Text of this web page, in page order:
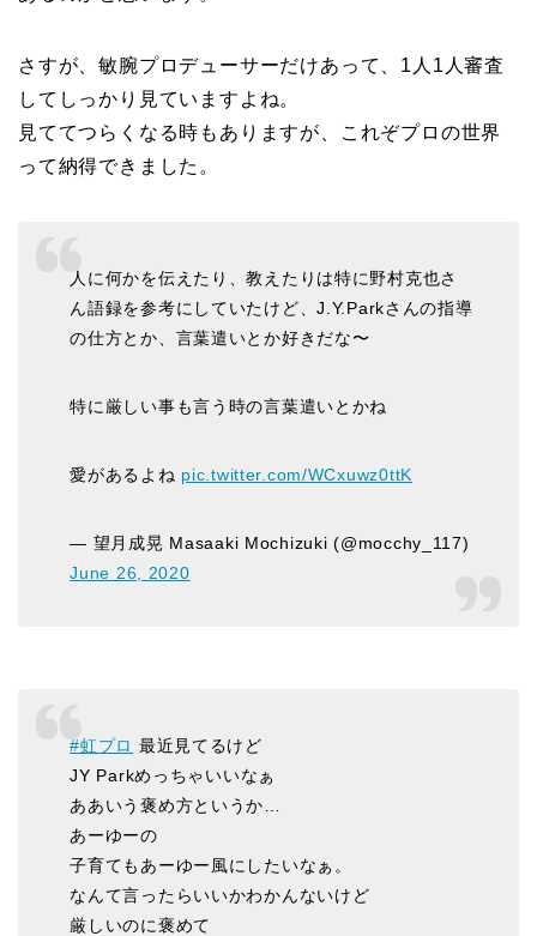
さすが、敏腕プロデューサーだけあって、1人1人審査
してしっかり見ていますよね。
見ててつらくなる時もありますが、これぞプロの世界
って納得できました。
人に何かを伝えたり、教えたりは特に野村克也さ
ん語録を参考にしていたけど、J.Y.Parkさんの指導
の仕方とか、言葉遣いとか好きだな〜
特に厳しい事も言う時の言葉遣いとかね
愛があるよね pic.twitter.com/WCxuwz0ttK
— 望月成晃 Masaaki Mochizuki (@mocchy_117)
June 26, 2020
#虹プロ 最近見てるけど
JY Parkめっちゃいいなぁ
ああいう褒め方というか…
あーゆーの
子育てもあーゆー風にしたいなぁ。
なんて言ったらいいかわかんないけど
厳しいのに褒めて